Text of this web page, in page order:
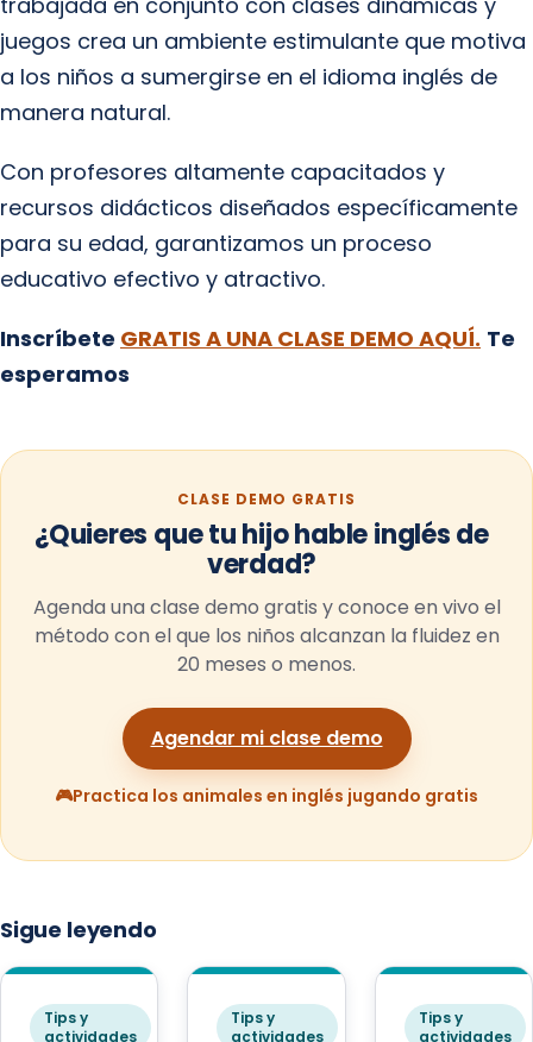
juegos crea un ambiente estimulante que motiva
a los niños a sumergirse en el idioma inglés de
manera natural.
Con profesores altamente capacitados y
recursos didácticos diseñados específicamente
para su edad, garantizamos un proceso
educativo efectivo y atractivo.
Inscríbete GRATIS A UNA CLASE DEMO AQUÍ. Te
esperamos
CLASE DEMO GRATIS
¿Quieres que tu hijo hable inglés de
verdad?
Agenda una clase demo gratis y conoce en vivo el
método con el que los niños alcanzan la fluidez en
20 meses o menos.
Agendar mi clase demo
🎮Practica los animales en inglés jugando gratis
Sigue leyendo
Tips y
actividades
Tips y
actividades
Tips y
actividades